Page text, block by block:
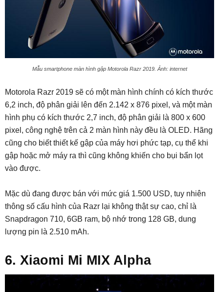
Mẫu smartphone màn hình gập Motorola Razr 2019. Ảnh: internet
Motorola Razr 2019 sẽ có một màn hình chính có kích thước
6,2 inch, độ phân giải lên đến 2.142 x 876 pixel, và một màn
hình phụ có kích thước 2,7 inch, độ phân giải là 800 x 600
pixel, công nghệ trên cả 2 màn hình này đều là OLED. Hãng
cũng cho biết thiết kế gập của máy hơi phức tạp, cụ thể khi
gập hoặc mở máy ra thì cũng không khiến cho bụi bẩn lọt
vào được.
Mặc dù đang được bán với mức giá 1.500 USD, tuy nhiên
thông số cấu hình của Razr lại không thật sự cao, chỉ là
Snapdragon 710, 6GB ram, bộ nhớ trong 128 GB, dung
lượng pin là 2.510 mAh.
6. Xiaomi Mi MIX Alpha